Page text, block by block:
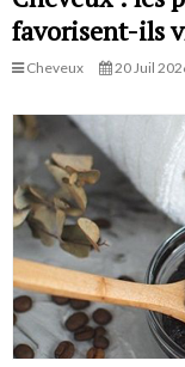
favorisent-ils
Cheveux 20 Juil